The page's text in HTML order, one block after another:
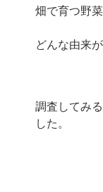
畑で育つ野
どんな由来
調査してみる
した。